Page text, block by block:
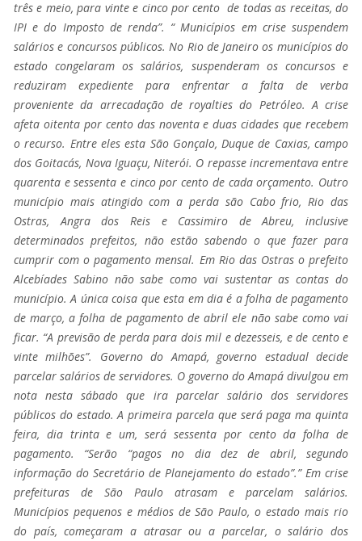
três e meio, para vinte e cinco por cento de todas as receitas, do
IPI e do Imposto de renda”. “ Municípios em crise suspendem
salários e concursos públicos. No Rio de Janeiro os municípios do
estado congelaram os salários, suspenderam os concursos e
reduziram expediente para enfrentar a falta de verba
proveniente da arrecadação de royalties do Petróleo. A crise
afeta oitenta por cento das noventa e duas cidades que recebem
o recurso. Entre eles esta São Gonçalo, Duque de Caxias, campo
dos Goitacás, Nova Iguaçu, Niterói. O repasse incrementava entre
quarenta e sessenta e cinco por cento de cada orçamento. Outro
município mais atingido com a perda são Cabo frio, Rio das
Ostras, Angra dos Reis e Cassimiro de Abreu, inclusive
determinados prefeitos, não estão sabendo o que fazer para
cumprir com o pagamento mensal. Em Rio das Ostras o prefeito
Alcebíades Sabino não sabe como vai sustentar as contas do
município. A única coisa que esta em dia é a folha de pagamento
de março, a folha de pagamento de abril ele não sabe como vai
ficar. “A previsão de perda para dois mil e dezesseis, e de cento e
vinte milhões”. Governo do Amapá, governo estadual decide
parcelar salários de servidores. O governo do Amapá divulgou em
nota nesta sábado que ira parcelar salário dos servidores
públicos do estado. A primeira parcela que será paga ma quinta
feira, dia trinta e um, será sessenta por cento da folha de
pagamento. “Serão “pagos no dia dez de abril, segundo
informação do Secretário de Planejamento do estado”.” Em crise
prefeituras de São Paulo atrasam e parcelam salários.
Municípios pequenos e médios de São Paulo, o estado mais rio
do país, começaram a atrasar ou a parcelar, o salário dos